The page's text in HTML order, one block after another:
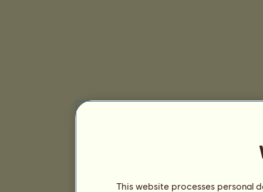
This website processes personal